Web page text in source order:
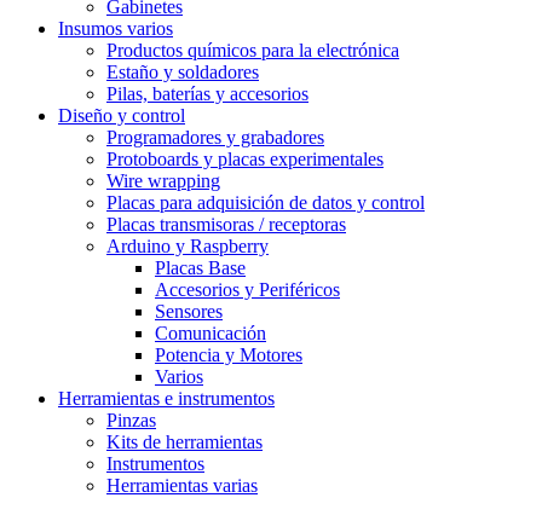
Gabinetes
Insumos varios
Productos químicos para la electrónica
Estaño y soldadores
Pilas, baterías y accesorios
Diseño y control
Programadores y grabadores
Protoboards y placas experimentales
Wire wrapping
Placas para adquisición de datos y control
Placas transmisoras / receptoras
Arduino y Raspberry
Placas Base
Accesorios y Periféricos
Sensores
Comunicación
Potencia y Motores
Varios
Herramientas e instrumentos
Pinzas
Kits de herramientas
Instrumentos
Herramientas varias